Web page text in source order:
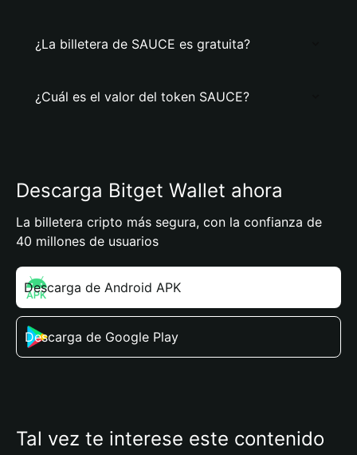
¿La billetera de SAUCE es gratuita?
¿Cuál es el valor del token SAUCE?
Descarga Bitget Wallet ahora
La billetera cripto más segura, con la confianza de
40 millones de usuarios
Descarga de Android APK
Descarga de Google Play
Tal vez te interese este contenido